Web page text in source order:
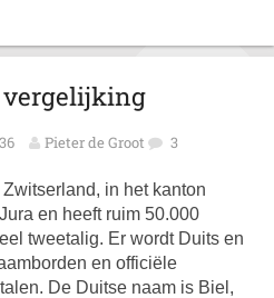
vergelijking
Pieter de Groot 3
in het kanton
en heeft ruim 50.000
tweetalig. Er wordt Duits en
en officiële
De Duitse naam is Biel,